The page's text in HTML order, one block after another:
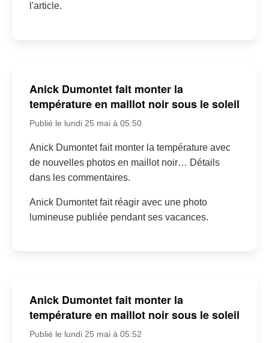
l'article.
Anick Dumontet fait monter la
température en maillot noir sous le soleil
Publié le lundi 25 mai à 05:50
Anick Dumontet fait monter la température avec
de nouvelles photos en maillot noir… Détails
dans les commentaires.
Anick Dumontet fait réagir avec une photo
lumineuse publiée pendant ses vacances.
Anick Dumontet fait monter la
température en maillot noir sous le soleil
Publié le lundi 25 mai à 05:52